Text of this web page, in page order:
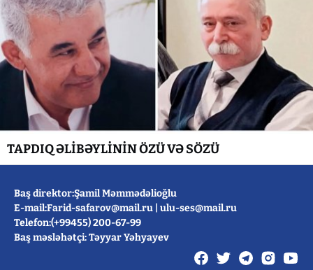
TAPDIQ ƏLİBƏYLİNİN ÖZÜ VƏ SÖZÜ
Baş direktor:Şamil Məmmədəlioğlu
E-mail:Farid-safarov@mail.ru ulu-ses@mail.ru
Telefon:(+99455) 200-67-99
Baş məsləhətçi: Təyyar Yəhyayev